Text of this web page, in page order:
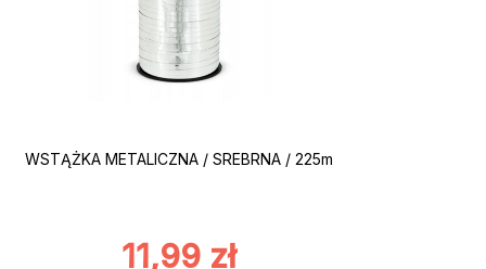
WSTĄŻKA METALICZNA / SREBRNA / 225m
11,99 zł